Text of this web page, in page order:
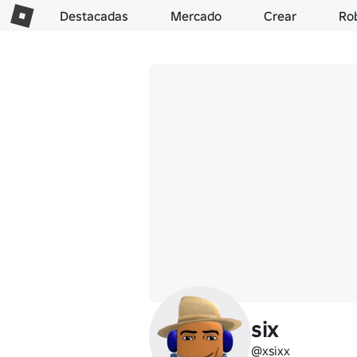
Destacadas Mercado Crear
six
@xsixx